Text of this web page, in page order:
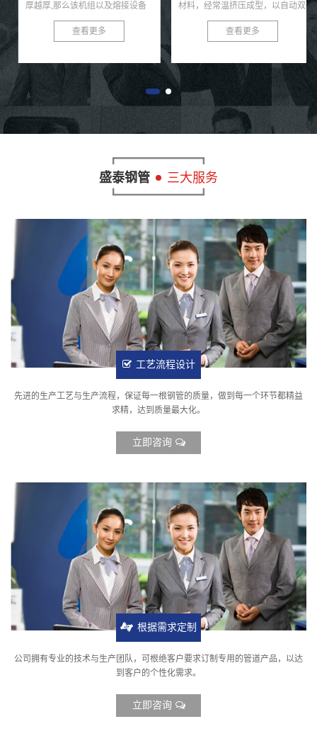
厚越厚,那么该机组以及熔接设备
的投资也就越大,它就越不具备经
济性和实用性,而壁厚越薄的话,那
降,...
查看更多
材料，经常温挤压成型，以自动双
丝双面埋弧焊工艺焊接而成的螺旋
缝钢管。螺旋钢管将带钢送入焊管
渐...
查看更多
盛泰钢管 三大服务
工艺流程设计
先进的生产工艺与生产流程，保证每一根钢管的质量，做到每一个环节都精益
求精，达到质量最大化。
立即咨询
根据需求定制
公司拥有专业的技术与生产团队，可根绝客户要求订制专用的管道产品，以达
到客户的个性化需求。
立即咨询